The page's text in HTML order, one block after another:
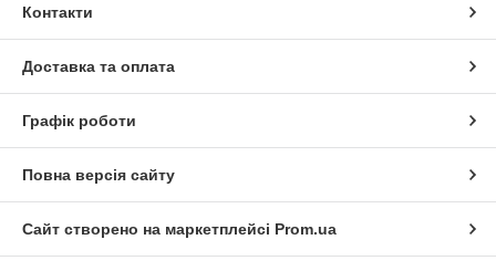
Контакти
Доставка та оплата
Графік роботи
Повна версія сайту
Сайт створено на маркетплейсі Prom.ua